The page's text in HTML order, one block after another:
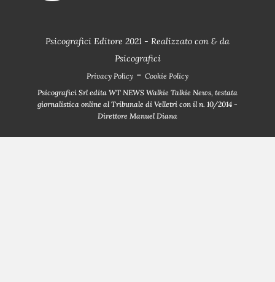
Psicografici Editore 2021 - Realizzato con & da
Psicografici
Privacy Policy - Cookie Policy
Psicografici Srl edita WT NEWS Walkie Talkie News, testata
giornalistica online al Tribunale di Velletri con il n. 10/2014 -
Direttore Manuel Diana